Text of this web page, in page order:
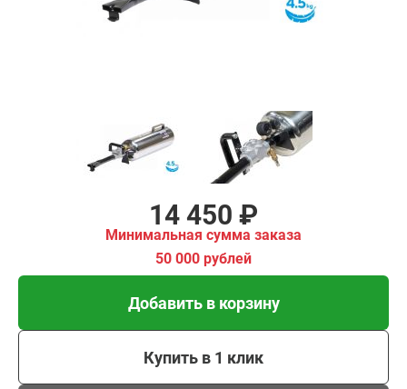
14 450 ₽
Минимальная сумма заказа
50 000 рублей
Добавить в корзину
Купить в 1 клик
Купить в 1 клик
В кредит от 482 руб/